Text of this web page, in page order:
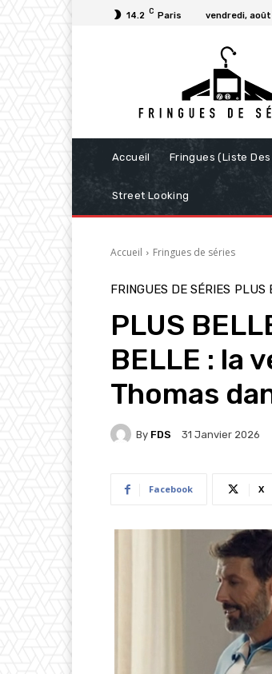
14.2 C Paris vendredi, août
Accueil Fringues (Liste Des
Street Looking
Accueil Fringues de séries
FRINGUES DE SÉRIES PLUS
PLUS
BELLE : la
Thomas
By FDS 31 Janvier 2026
Facebook X